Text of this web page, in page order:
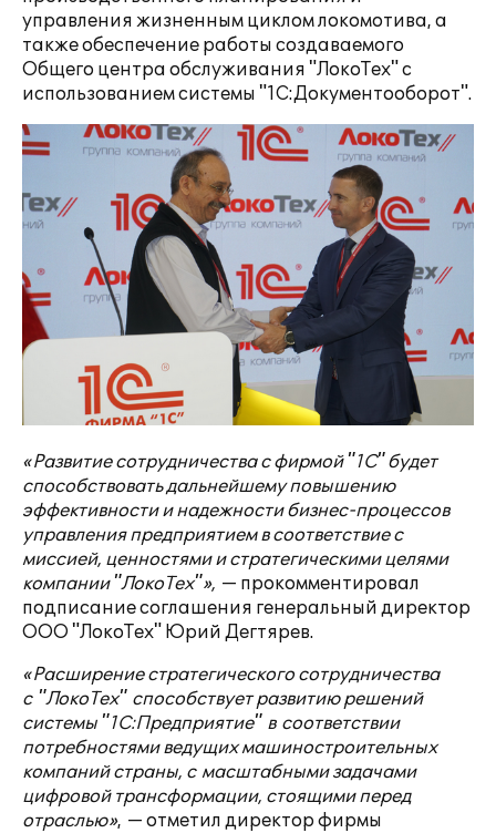
управления жизненным циклом локомотива, а
также обеспечение работы создаваемого
Общего центра обслуживания "ЛокоТех" с
использованием системы "1С:Документооборот".
«Развитие сотрудничества с фирмой "1С" будет
способствовать дальнейшему повышению
эффективности и надежности бизнес-процессов
управления предприятием в соответствие с
миссией, ценностями и стратегическими целями
компании "ЛокоТех"», — прокомментировал
подписание соглашения генеральный директор
ООО "ЛокоТех" Юрий Дегтярев.
«Расширение стратегического сотрудничества
с "ЛокоТех" способствует развитию решений
системы "1С:Предприятие" в соответствии
потребностями ведущих машиностроительных
компаний страны, с масштабными задачами
цифровой трансформации, стоящими перед
отраслью», — отметил директор фирмы